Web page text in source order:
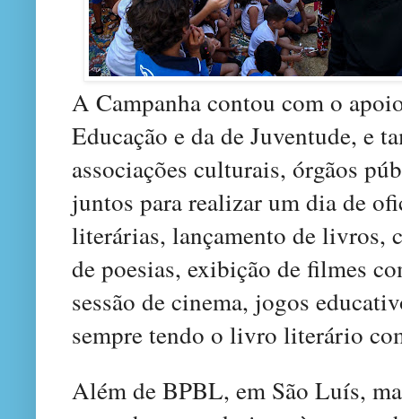
A Campanha contou com o
Educação e da de Juventude, e
associações culturais, órgãos
juntos para realizar um dia de
literárias, lançamento de livros,
de poesias, exibição de filmes
sessão de cinema, jogos
sempre tendo o livro literário
Além de BPBL, em São Luís,